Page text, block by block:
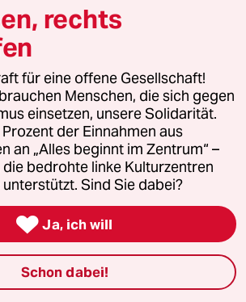
Kurse für Leute, die vom
Code wegkommen
so dass sie neben
auch noch zwei oder
andere abwertende Begriffe
können. Sorry, dass ich Sie
Texten oft überfordere.
Sie doch einfach einmal mit
und fissnern Sie
dann hoch bis zur Apotheken-
Kopf hoch! Wird schon.
,23:27 Uhr
B.:
rechts
für eine offene Gesellschaft!
Menschen, die sich gegen
einsetzen, unsere Solidarität.
der Einnahmen aus
an „Alles beginnt im Zentrum“ –
bedrohte linke Kulturzentren
Sind Sie dabei?
 Ja, ich will
Schon dabei!